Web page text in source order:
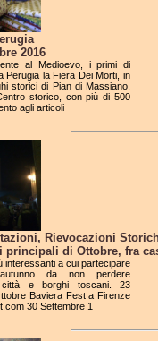
2016
al Medioevo, i primi di
Perugia la Fiera Dei Morti, in
storici di Pian di Massiano,
storico, con più di 500
agli articoli
Rievocazioni
principali di Ottobre, fra
interessanti a cui partecipare
da non perdere
città e borghi toscani. 23
Baviera Fest a Firenze
30 Settembre 1